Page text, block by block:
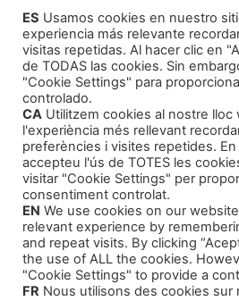
Consultant en édition(1)
Comment Publier Votre
Agents Littéraires (1)
Produits
Intrigue et Narration
Histoires pour Enfants
Cours de formation
ES Usamos cookies en nuestro
experiencia más relevante
visitas repetidas. Al hacer clic en
de TODAS las cookies. Sin
"Cookie Settings" para
controlado.
CA Utilitzem cookies al nostre
l'experiència més rellevant
preferències i visites repetides.
accepteu l'ús de TOTES les
visitar "Cookie Settings" per
consentiment controlat.
EN We use cookies on our
relevant experience by
and repeat visits. By clicking
the use of ALL the cookies.
"Cookie Settings" to provide a
FR Nous utilisons des cookies sur